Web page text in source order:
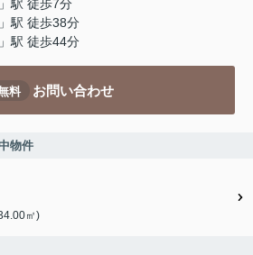
駅 徒歩7分
駅 徒歩38分
」駅 徒歩44分
料 お問い合わせ
物件
㎡)